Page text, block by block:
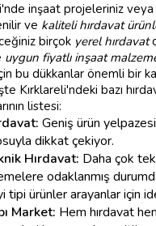
inşaat projeleriniz
ve kaliteli hırdavat
birçok yerel hırdavat
uygun fiyatlı inşaat
bu dükkanlar önemli bir
Kırklareli'ndeki bazı
listesi:
Geniş ürün
dikkat çekiyor.
Hırdavat: Daha çok
odaklanmış
tipi ürünler arayanlar için
Market: Hem hırdavat